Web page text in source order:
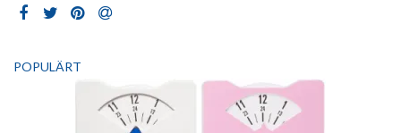
POPULÄRT